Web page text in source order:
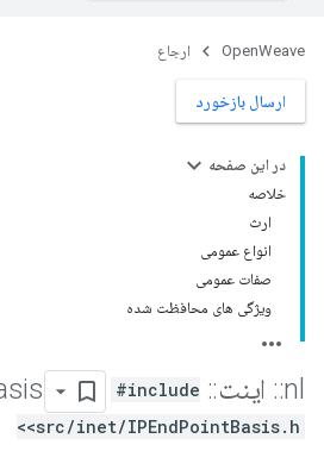
OpenWeave ارجاع
ارسال بازخورد
در این صفحه
خلاصه
ارث
انواع عمومی
صفات عمومی
ویژگی های محافظت شده
nl
:: اینت::
#include
<src/inet/IPEndPointBasis.h>